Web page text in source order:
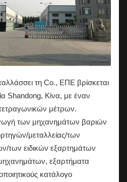
τη Co., ΕΠΕ βρίσκεται
Shandong, Κίνα, με έναν
μέτρων.
των μηχανημάτων βαριών
μεταλλείας/των
των ειδικών εξαρτημάτων
εξαρτήματα
κατάλογο